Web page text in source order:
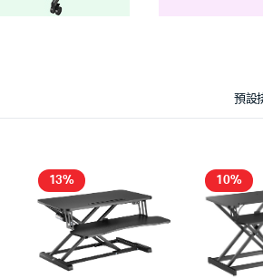
預設
13% 10%